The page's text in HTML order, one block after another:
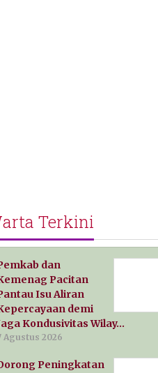
Terkini
dan
Pacitan
Isu Aliran
demi
Kondusivitas Wilay…
Agustus 2026
Peningkatan